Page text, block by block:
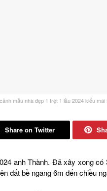
mẫu nhà đẹp 1 trệt 1 lầu 2024 kiểu
Share on Twitter
anh Thành. Đã xây xong
đất bề ngang 6m đến chiều